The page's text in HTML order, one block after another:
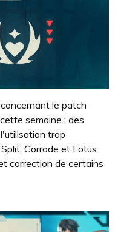
le patch
semaine : des
trop
Corrode et Lotus
correction de certains